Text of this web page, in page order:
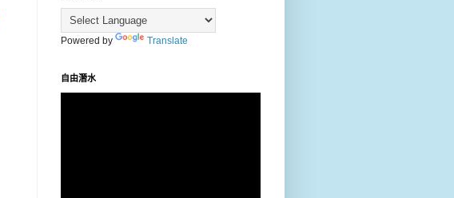
Powered by Translate
自由潛水